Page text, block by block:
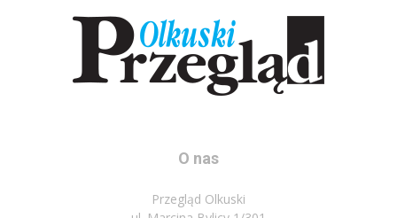
O nas
Przegląd Olkuski